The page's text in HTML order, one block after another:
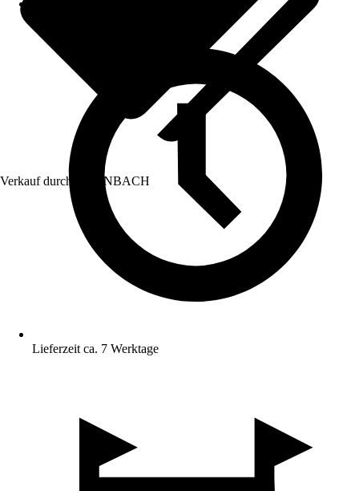
Verkauf durch: HORNBACH
Lieferzeit ca. 7 Werktage